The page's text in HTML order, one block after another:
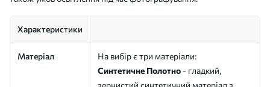
Характеристики
Матеріал
На вибір є три матеріали:
Синтетичне Полотно - гладкий,
зернистий синтетичний матеріал з